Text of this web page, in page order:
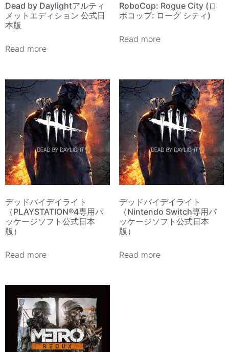
Dead by Daylightアルティ
メットエディション 公式日
本版
Read more
RoboCop: Rogue City (ロ
ボコップ: ローグ シティ)
Read more
デッドバイデイライト
（PLAYSTATION®4専用パ
ッケージソフト公式日本
版）
Read more
デッドバイデイライト
（Nintendo Switch専用パ
ッケージソフト公式日本
版）
Read more